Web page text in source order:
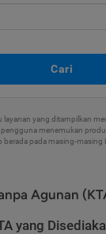
Cari
layanan yang ditampilkan
menemukan
pada masing-masing
Agunan
yang